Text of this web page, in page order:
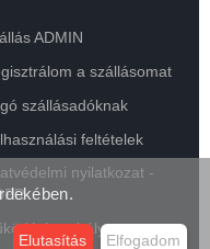
ADMIN
a szállásomat
szállásadóknak
feltételek
nyilatkozat -
szabályzat
Elutasítás Elfogadom